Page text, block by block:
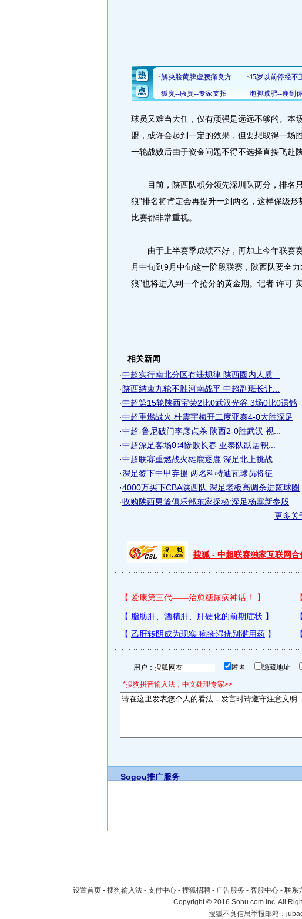
球员又难当大任，仅有顽强是远远不够的。本
盟，或许会起到一定的效果，但要想取得一场
一轮战败后由于资金问题不得不选择直接飞赴
目前，陕西队积分领先深圳队两分，排名
狼”排名将肯定会再提升一到两名，这样保级
比赛都非常重视。
由于上半赛季成绩不好，再加上今年联赛
月中旬到9月中旬这一阶段联赛，陕西队要全
狼”也将进入到一个抢分的黄金期。记者 许可
相关新闻
·中超实行南北分区有违规律 陕西圈内人质...
· 陕西结束九轮不胜河南战平 中超副班长让...
·中超第15轮陕西宝荣2比0武汉光谷 3场0比0遗憾
·中超重燃战火 杜震宇梅开二度亚泰4-0大胜深足
·中超-鲁尼破门李彦点杀 陕西2-0胜武汉 视...
·中超深足客场0∶4惨败长春 亚泰队跃居积...
·中超联赛重燃战火雄鹿逐鹿 深足北上挑战...
·深足签下中甲弃援 两名科特迪瓦球员将征...
·4000万买下CBA陕西队 深足老板高调杀进篮球圈
·收购陕西男篮俱乐部东家探秘:深足杨塞新参股
更多关
搜狐 - 中超联赛独家互联网
用户： 匿名 隐藏地址
*搜狗拼音输入法，中文处理专家>>
Sogou推广服务
设置首页 - 搜狗输入法 - 支付中心 - 搜狐招聘 - 广告服务 - 客服中心 - 联系
Copyright©2016 Sohu.com Inc. All
搜狐不良信息举报邮箱：